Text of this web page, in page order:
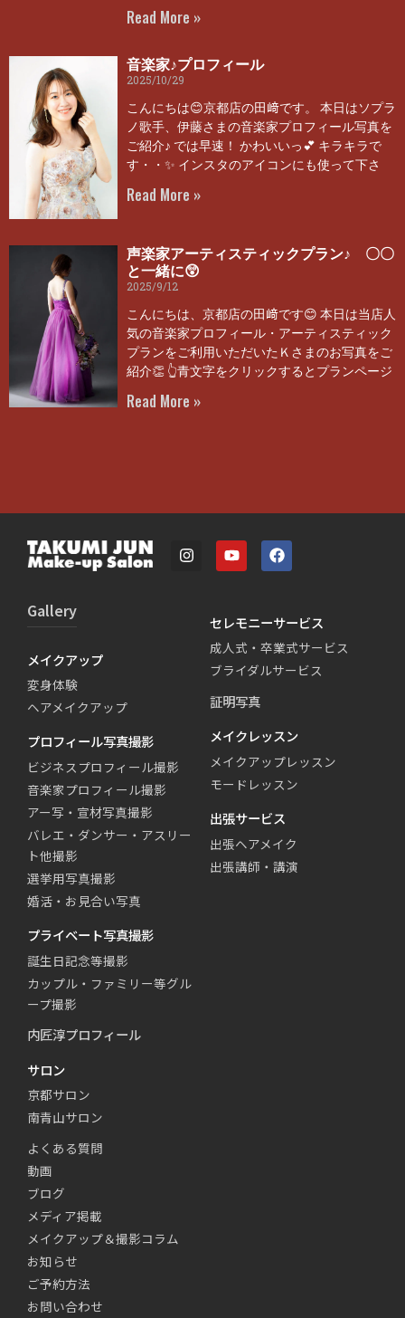
Read More »
音楽家♪プロフィール
2025/10/29
こんにちは😊京都店の田﨑です。 本日はソプラ
ノ歌手、伊藤さまの音楽家プロフィール写真を
ご紹介♪ では早速！ かわいいっ💕 キラキラで
す・・✨ インスタのアイコンにも使って下さ
Read More »
声楽家アーティスティックプラン♪ 〇〇
と一緒に😲
2025/9/12
こんにちは、京都店の田﨑です😊 本日は当店人
気の音楽家プロフィール・アーティスティック
プランをご利用いただいたＫさまのお写真をご
紹介👏 👆青文字をクリックするとプランページ
Read More »
Gallery
メイクアップ
変身体験
ヘアメイクアップ
プロフィール写真撮影
ビジネスプロフィール撮影
音楽家プロフィール撮影
アー写・宣材写真撮影
バレエ・ダンサー・アスリー
ト他撮影
選挙用写真撮影
婚活・お見合い写真
プライベート写真撮影
誕生日記念等撮影
カップル・ファミリー等グル
ープ撮影
セレモニーサービス
成人式・卒業式サービス
ブライダルサービス
証明写真
メイクレッスン
メイクアップレッスン
モードレッスン
出張サービス
出張ヘアメイク
出張講師・講演
内匠淳プロフィール
サロン
京都サロン
南青山サロン
よくある質問
動画
ブログ
メディア掲載
メイクアップ＆撮影コラム
お知らせ
ご予約方法
お問い合わせ